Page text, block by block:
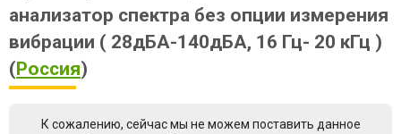
анализатор спектра без опции измерения
вибрации ( 28дБА-140дБА, 16 Гц- 20 кГц )
(Россия)
К сожалению, сейчас мы не можем поставить данное